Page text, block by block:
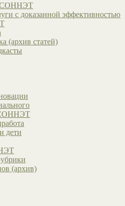
СОННЭТ
с доказанной эффективностью
(архив статей)
СОННЭТ
дети
(архив)